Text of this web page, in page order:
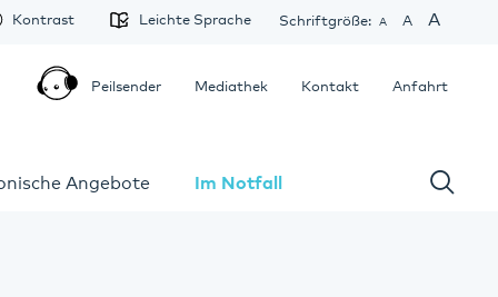
Angebote Im Notfall
Schriftgröße: A A A
Leichte Sprache
Kontrast
Anfahrt
Kontakt
Mediathek
Peilsender